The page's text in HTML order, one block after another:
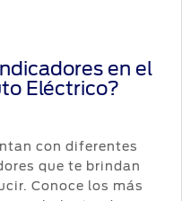
en el
Eléctrico?
con diferentes
que te brindan
Conoce los más